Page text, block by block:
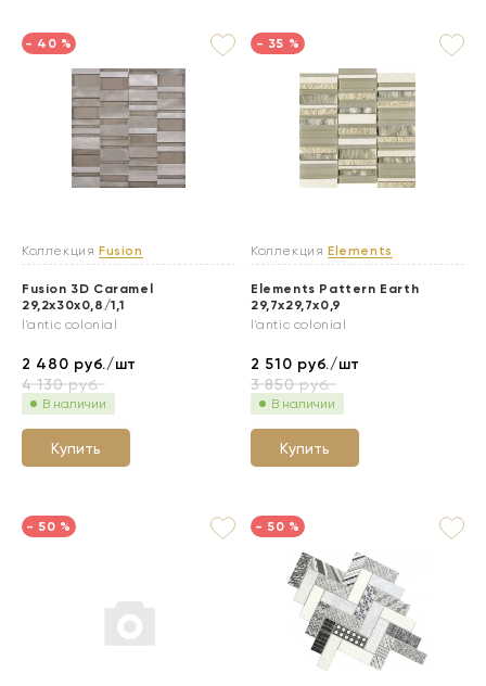
- 40 %
Коллекция Fusion
Fusion 3D Caramel
29,2x30x0,8/1,1
l'antic colonial
2 480 руб./шт
4 130руб.
В наличии
Купить
- 35 %
Коллекция Elements
Elements Pattern Earth
29,7x29,7x0,9
l'antic colonial
2 510 руб./шт
3 850руб.
В наличии
Купить
- 50 % - 50 %